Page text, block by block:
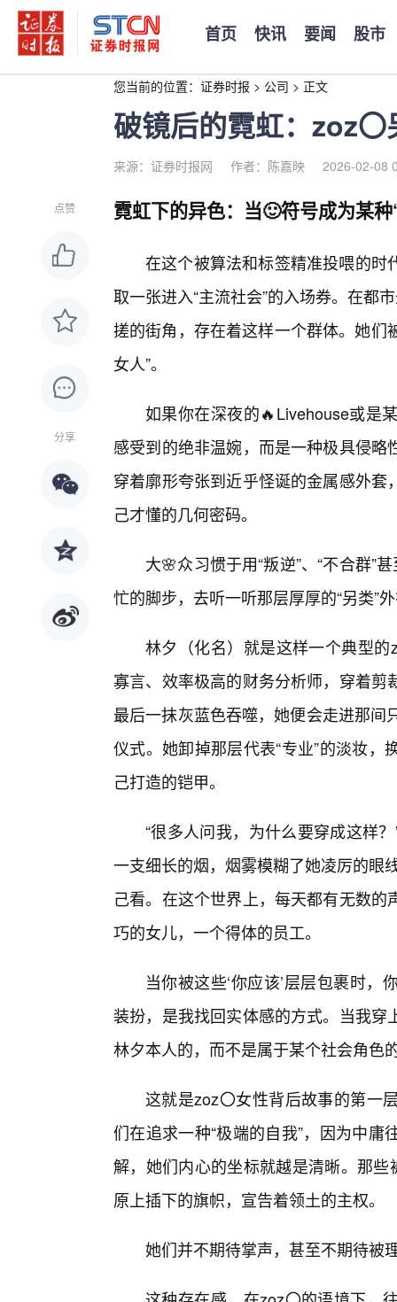
首页 快讯 要闻 股市
您当前的位置： 证券时报 > 公司 > 正文
破镜后的霓虹：zoz
来源：证券时报网 作者：陈嘉映 2026-02-08
点赞
分享
霓虹下的异色：当🙂符号成为某
在这个被算法和标签精准投喂的时
取一张进入“主流社会”的入场券。在都
搓的街角，存在着这样一个群体。她们
女人”。
如果你在深夜的🔥Livehouse或是
感受到的绝非温婉，而是一种极具侵
穿着廓形夸张到近乎怪诞的金属感外
己才懂的几何密码。
大🌸众习惯于用“叛逆”、“不合群”
忙的脚步，去听一听那层厚厚的“另类”
林夕（化名）就是这样一个典型
寡言、效率极高的财务分析师，穿着
最后一抹灰蓝色吞噬，她便会走进那
仪式。她卸掉那层代表“专业”的淡妆
己打造的铠甲。
“很多人问我，为什么要穿成这样
一支细长的烟，烟雾模糊了她凌厉的眼
己看。在这个世界上，每天都有无数
巧的女儿，一个得体的员工。
当你被这些‘你应该’层层包裹时
装扮，是我找回实体感的方式。当我
林夕本人的，而不是属于某个社会角色
这就是zoz〇女性背后故事的第一
们在追求一种“极端的自我”，因为中
解，她们内心的坐标就越是清晰。那
原上插下的旗帜，宣告着领土的主权。
她们并不期待掌声，甚至不期待被